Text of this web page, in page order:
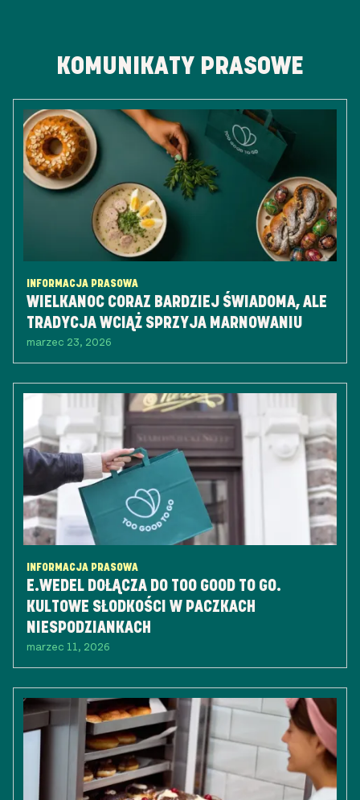
KOMUNIKATY PRASOWE
INFORMACJA PRASOWA
WIELKANOC CORAZ BARDZIEJ ŚWIADOMA, ALE
TRADYCJA WCIĄŻ SPRZYJA MARNOWANIU
marzec 23, 2026
INFORMACJA PRASOWA
E.WEDEL DOŁĄCZA DO TOO GOOD TO GO.
KULTOWE SŁODKOŚCI W PACZKACH
NIESPODZIANKACH
marzec 11, 2026